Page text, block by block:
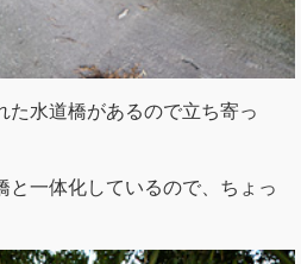
た水道橋があるので立ち寄っ
と一体化しているので、ちょっ